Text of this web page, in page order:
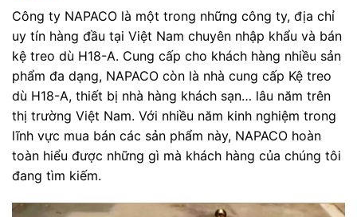
Công ty NAPACO là một trong những công ty, địa chỉ
uy tín hàng đầu tại Việt Nam chuyên nhập khẩu và bán
kệ treo dù H18-A. Cung cấp cho khách hàng nhiều sản
phẩm đa dạng, NAPACO còn là nhà cung cấp Kệ treo
dù H18-A, thiết bị nhà hàng khách sạn… lâu năm trên
thị trường Việt Nam. Với nhiều năm kinh nghiệm trong
lĩnh vực mua bán các sản phẩm này, NAPACO hoàn
toàn hiểu được những gì mà khách hàng của chúng tôi
đang tìm kiếm.